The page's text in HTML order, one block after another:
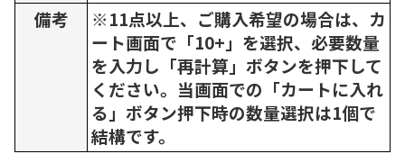
備考
※11点以上、ご購入希望の場合は、カ
ート画面で「10+」を選択、必要数量
を入力し「再計算」ボタンを押下して
ください。当画面での「カートに入れ
る」ボタン押下時の数量選択は1個で
結構です。